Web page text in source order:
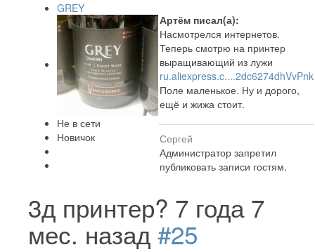
GREY
Не в сети
Новичок
Артём писал(а):
Насмотрелся интернетов.
Теперь смотрю на принтер
выращивающий из лужи
ru.aliexpress.c....2dc6274dhVvPnk
Поле маленькое. Ну и дорого,
ещё и жижа стоит.
Сергей
Администратор запретил
публиковать записи гостям.
3д принтер? 7 года 7
мес. назад #25